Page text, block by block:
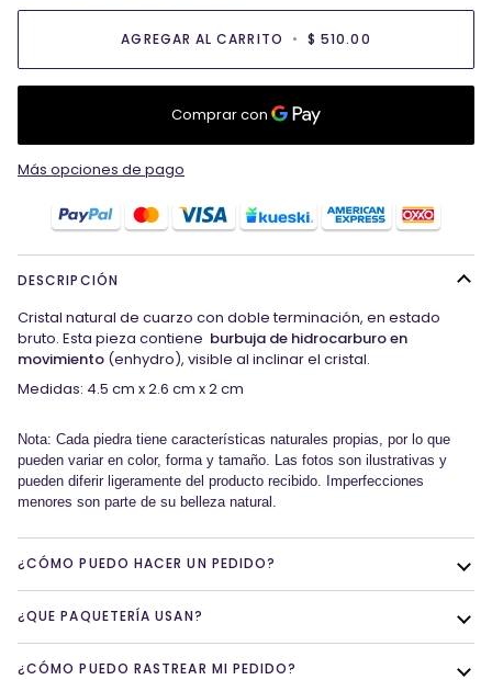
AGREGAR AL CARRITO • $ 510.00
Más opciones de pago
DESCRIPCIÓN
Cristal natural de cuarzo con doble terminación, en estado
bruto. Esta pieza contiene burbuja de hidrocarburo en
movimiento (enhydro), visible al inclinar el cristal.
Medidas: 4.5 cm x 2.6 cm x 2 cm
Nota: Cada piedra tiene características naturales propias, por lo que
pueden variar en color, forma y tamaño. Las fotos son ilustrativas y
pueden diferir ligeramente del producto recibido. Imperfecciones
menores son parte de su belleza natural.
¿CÓMO PUEDO HACER UN PEDIDO?
¿QUE PAQUETERÍA USAN?
¿CÓMO PUEDO RASTREAR MI PEDIDO?